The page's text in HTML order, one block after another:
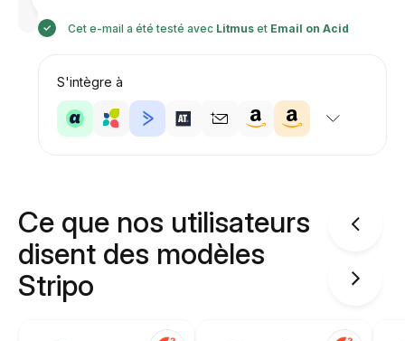
Cet e-mail a été testé avec Litmuset Email on Acid
S'intègre à
Ce que nos utilisateurs
disent des modèles
Stripo